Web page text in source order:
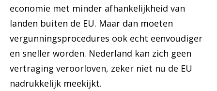
economie met minder afhankelijkheid van
landen buiten de EU. Maar dan moeten
vergunningsprocedures ook echt eenvoudiger
en sneller worden. Nederland kan zich geen
vertraging veroorloven, zeker niet nu de EU
nadrukkelijk meekijkt.